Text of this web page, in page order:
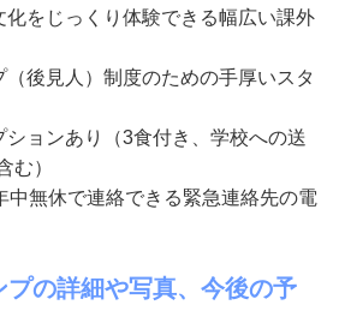
をじっくり体験できる幅広い課外
後見人）制度のための手厚いスタ
ョンあり（3食付き、学校への送
む）
中無休で連絡できる緊急連絡先の電
プの詳細や写真、今後の予